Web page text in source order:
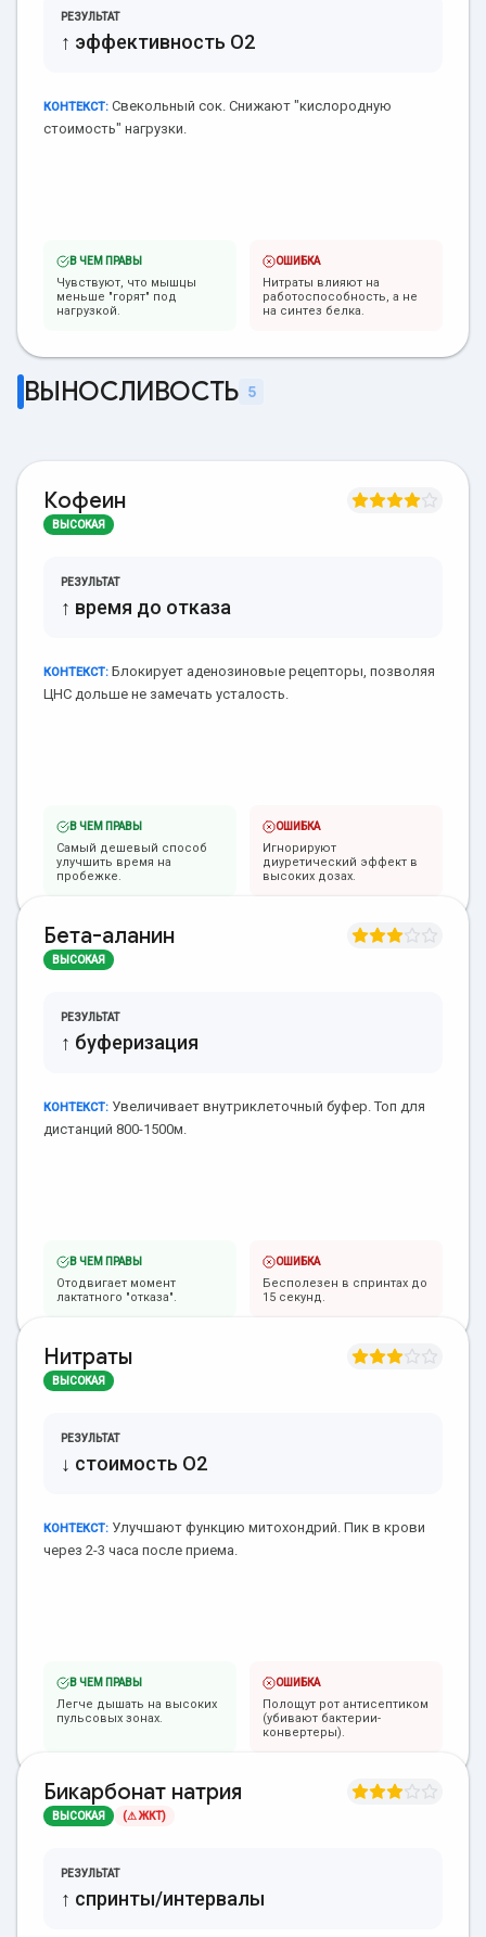
РЕЗУЛЬТАТ
↑ эффективность O2
КОНТЕКСТ: Свекольный сок. Снижают "кислородную
стоимость" нагрузки.
В ЧЕМ ПРАВЫ
Чувствуют, что мышцы
меньше "горят" под
нагрузкой.
ОШИБКА
Нитраты влияют на
работоспособность, а не
на синтез белка.
ВЫНОСЛИВОСТЬ 5
Кофеин
ВЫСОКАЯ
РЕЗУЛЬТАТ
↑ время до отказа
КОНТЕКСТ: Блокирует аденозиновые рецепторы, позволяя
ЦНС дольше не замечать усталость.
В ЧЕМ ПРАВЫ
Самый дешевый способ
улучшить время на
пробежке.
ОШИБКА
Игнорируют
диуретический эффект в
высоких дозах.
Бета-аланин
ВЫСОКАЯ
РЕЗУЛЬТАТ
↑ буферизация
КОНТЕКСТ: Увеличивает внутриклеточный буфер. Топ для
дистанций 800-1500м.
В ЧЕМ ПРАВЫ
Отодвигает момент
лактатного "отказа".
ОШИБКА
Бесполезен в спринтах до
15 секунд.
Нитраты
ВЫСОКАЯ
РЕЗУЛЬТАТ
↓ стоимость O2
КОНТЕКСТ: Улучшают функцию митохондрий. Пик в крови
через 2-3 часа после приема.
В ЧЕМ ПРАВЫ
Легче дышать на высоких
пульсовых зонах.
ОШИБКА
Полощут рот антисептиком
(убивают бактерии-
конвертеры).
Бикарбонат натрия
ВЫСОКАЯ (⚠ ЖКТ)
РЕЗУЛЬТАТ
↑ спринты/интервалы